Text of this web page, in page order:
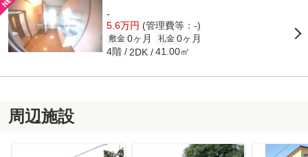
-
5.6万円 (管理費等：-)
敷金 0ヶ月 礼金 0ヶ月
4階 2DK 41.00㎡
周辺施設